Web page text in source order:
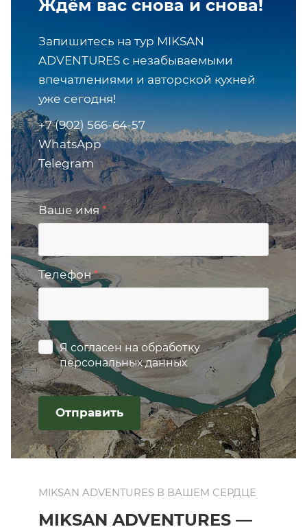
Ждём вас снова и снова!
Запишитесь на тур MIKSAN
ADVENTURES с незабываемыми
впечатлениями и авторской кухней
уже сегодня!
+7 (902) 566-64-57
WhatsApp
Telegram
Ваше имя*
Телефон*
Я согласен наобработку
персональных данных
Отправить
MIKSAN ADVENTURES В ВАШЕМ СЕРДЦЕ
MIKSAN ADVENTURES —